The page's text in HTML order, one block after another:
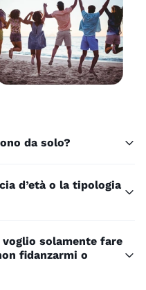
da solo?
d’età o la tipologia
solamente fare
fidanzarmi o